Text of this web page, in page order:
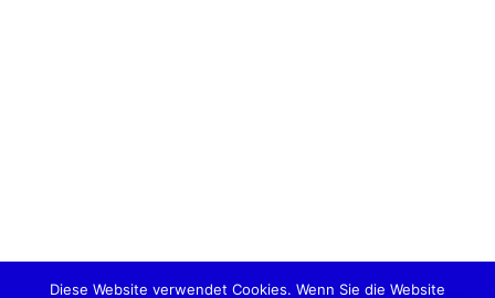
Diese Website verwendet Cookies. Wenn Sie die Website